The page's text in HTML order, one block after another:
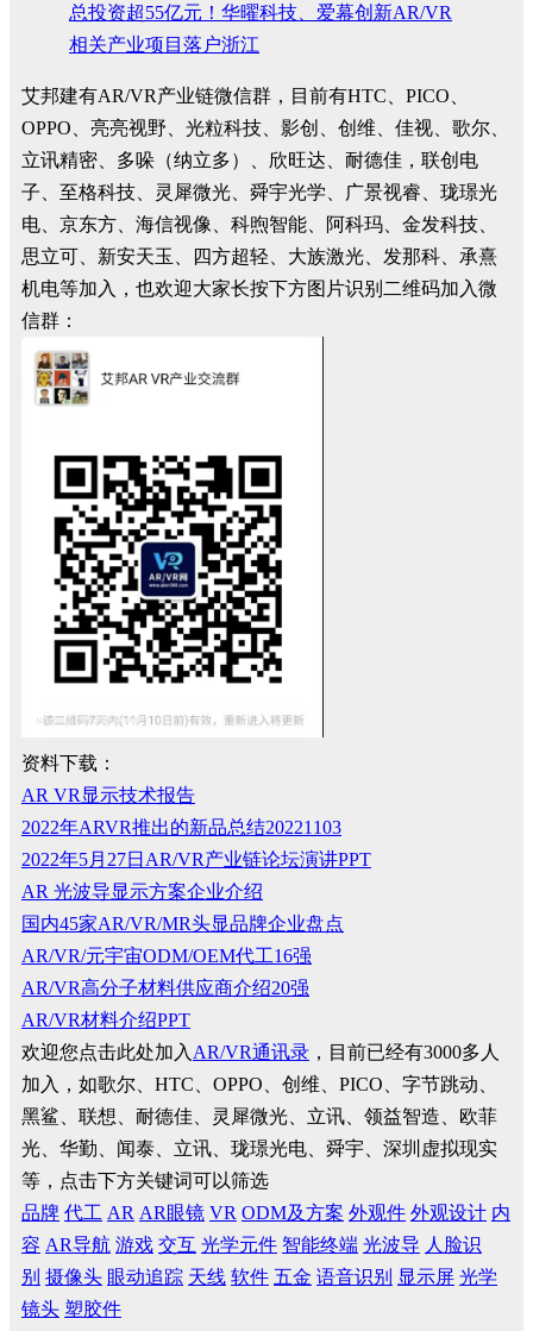
总投资超55亿元！华曜科技、爱幕创新AR/VR
相关产业项目落户浙江
艾邦建有AR/VR产业链微信群，目前有HTC、PICO、
OPPO、亮亮视野、光粒科技、影创、创维、佳视、歌尔、
立讯精密、多哚（纳立多）、欣旺达、耐德佳，联创电
子、至格科技、灵犀微光、舜宇光学、广景视睿、珑璟光
电、京东方、海信视像、科煦智能、阿科玛、金发科技、
思立可、新安天玉、四方超轻、大族激光、发那科、承熹
机电等加入，也欢迎大家长按下方图片识别二维码加入微
信群：
资料下载：
AR VR显示技术报告
2022年ARVR推出的新品总结20221103
2022年5月27日AR/VR产业链论坛演讲PPT
AR 光波导显示方案企业介绍
国内45家AR/VR/MR头显品牌企业盘点
AR/VR/元宇宙ODM/OEM代工16强
AR/VR高分子材料供应商介绍20强
AR/VR材料介绍PPT
欢迎您点击此处加入 AR/VR通讯录 ，目前已经有3000多人
加入，如歌尔、HTC、OPPO、创维、PICO、字节跳动、
黑鲨、联想、耐德佳、灵犀微光、立讯、领益智造、欧菲
光、华勤、闻泰、立讯、珑璟光电、舜宇、深圳虚拟现实
等，点击下方关键词可以筛选
品牌 代工 AR AR眼镜 VR ODM及方案 外观件 外观设计 内
容 AR导航 游戏 交互 光学元件 智能终端 光波导 人脸识
别 摄像头 眼动追踪 天线 软件 五金 语音识别 显示屏 光学
镜头 塑胶件